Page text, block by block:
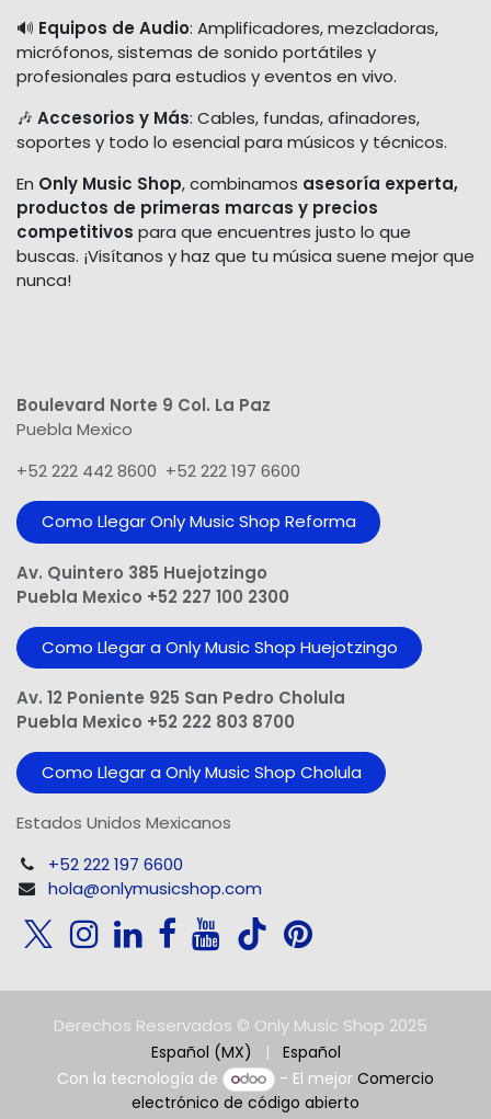
🔊 Equipos de Audio: Amplificadores, mezcladoras,
micrófonos, sistemas de sonido portátiles y
profesionales para estudios y eventos en vivo.
🎶 Accesorios y Más: Cables, fundas, afinadores,
soportes y todo lo esencial para músicos y técnicos.
En Only Music Shop, combinamos asesoría experta,
productos de primeras marcas y precios
competitivos para que encuentres justo lo que
buscas. ¡Visítanos y haz que tu música suene mejor que
nunca!
Boulevard Norte 9 Col. La Paz
Puebla Mexico
+52 222 442 8600 +52 222 197 6600
Como Llegar Only Music Shop​ Reforma
Av. Quintero 385 Huejotzingo
Puebla Mexico +52 227 100 2300
Como Llegar a Only Music Shop Huejotzingo
Av. 12 Poniente 925 San Pedro Cholula
Puebla Mexico +52 222 803 8700
Como Llegar a Only Music Shop Cholula
Estados Unidos Mexicanos
+52 222 197 6600
hola@onlymusicshop.com
Derechos Reservados © Only Music Shop 2025
Español (MX) |
Español
Con la tecnología de
- El mejorComercio
electrónico de código abierto